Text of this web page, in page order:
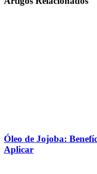
saúde
Como
Óleo de Jojoba:
Aplicar